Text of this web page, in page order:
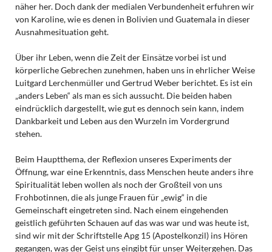
näher her. Doch dank der medialen Verbundenheit erfuhren wir
von Karoline, wie es denen in Bolivien und Guatemala in dieser
Ausnahmesituation geht.
Über ihr Leben, wenn die Zeit der Einsätze vorbei ist und
körperliche Gebrechen zunehmen, haben uns in ehrlicher Weise
Luitgard Lerchenmüller und Gertrud Weber berichtet. Es ist ein
„anders Leben“ als man es sich aussucht. Die beiden haben
eindrücklich dargestellt, wie gut es dennoch sein kann, indem
Dankbarkeit und Leben aus den Wurzeln im Vordergrund
stehen.
Beim Hauptthema, der Reflexion unseres Experiments der
Öffnung, war eine Erkenntnis, dass Menschen heute anders ihre
Spiritualität leben wollen als noch der Großteil von uns
Frohbotinnen, die als junge Frauen für „ewig“ in die
Gemeinschaft eingetreten sind. Nach einem eingehenden
geistlich geführten Schauen auf das was war und was heute ist,
sind wir mit der Schriftstelle Apg 15 (Apostelkonzil) ins Hören
gegangen, was der Geist uns eingibt für unser Weitergehen. Das